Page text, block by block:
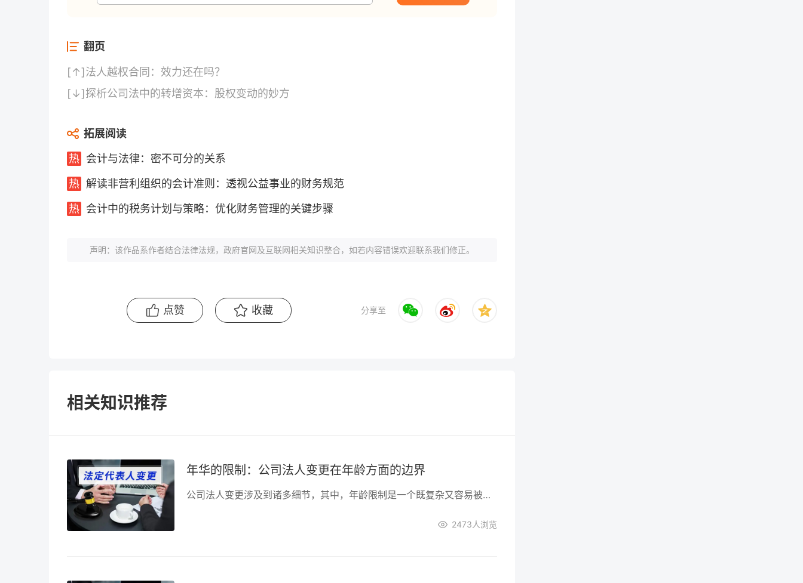
翻页
[↑]法人越权合同：效力还在吗？
[↓]探析公司法中的转增资本：股权变动的妙方
拓展阅读
会计与法律：密不可分的关系
解读非营利组织的会计准则：透视公益事业的财务规范
会计中的税务计划与策略：优化财务管理的关键步骤
声明：该作品系作者结合法律法规，政府官网及互联网相关知识整合，如若内容错误欢迎联系我们修正。
点赞 收藏 分享至
相关知识推荐
年华的限制：公司法人变更在年龄方面的边界
公司法人变更涉及到诸多细节，其中，年龄限制是一个既复杂又容易被忽视的领域。究竟在进行法人变更时，年龄是否会成为一个制约因素？本文将深入探索这一主题。
2473 人浏览